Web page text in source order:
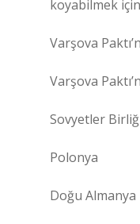
koyabilmek
Varşova
Varşova
Sovyetler
Polonya
Doğu Almanya